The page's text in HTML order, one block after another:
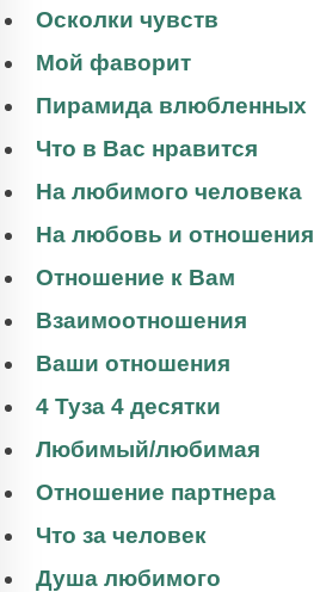
Осколки чувств
Мой фаворит
Пирамида влюбленных
Что в Вас нравится
На любимого человека
На любовь и отношения
Отношение к Вам
Взаимоотношения
Ваши отношения
4 Туза 4 десятки
Любимый/любимая
Отношение партнера
Что за человек
Душа любимого